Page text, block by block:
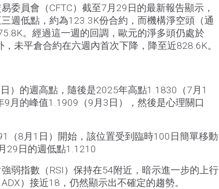
委員會（CFTC）截至7月29日的最新報告顯示，
週低點，約為123.3K份合約，而機構淨空頭（通
。經過這一週的回調，歐元的淨多頭仍處於
未平倉合約在六週內首次下降，降至近828.6K。
）的週高點，隨後是2025年高點1.1830（7月1
9月的峰值1.1909（9月3日），然後是心理關口
（8月1日）開始，該位置受到臨時100日簡單移動
29日的週低點1.1210
弱指數（RSI）保持在54附近，暗示進一步的上行
）接近18，仍然顯示出不確定的趨勢。